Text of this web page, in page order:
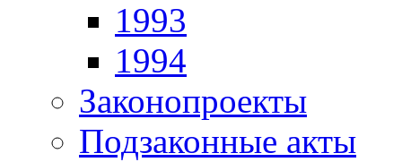
1993
1994
Законопроекты
Подзаконные акты